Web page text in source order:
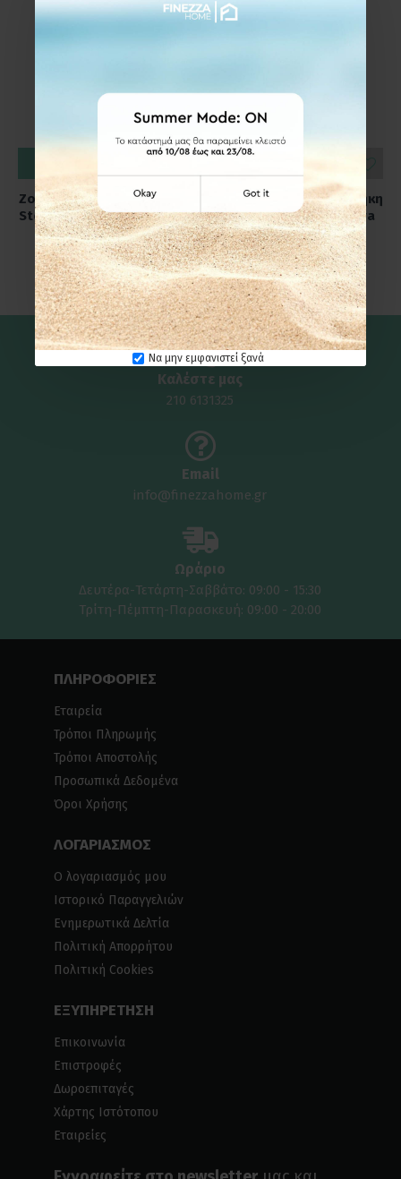
Να μην εμφανιστεί ξανά
Zone Denmark Ποτηροθήκη
Stoneware Ø8,3x10,3 - Ume
Black
24,95€
Zone Denmark Ποτηροθήκη
Stoneware Ø8x10 - Nova
One Black
24,95€
Καλέστε μας
210 6131325
Email
info@finezzahome.gr
Ωράριο
Δευτέρα-Τετάρτη-Σαββάτο: 09:00 - 15:30
Τρίτη-Πέμπτη-Παρασκευή: 09:00 - 20:00
ΠΛΗΡΟΦΟΡΙΕΣ
Εταιρεία
Τρόποι Πληρωμής
Τρόποι Αποστολής
Προσωπικά Δεδομένα
Όροι Χρήσης
ΛΟΓΑΡΙΑΣΜΟΣ
Ο λογαριασμός μου
Ιστορικό Παραγγελιών
Ενημερωτικά Δελτία
Πολιτική Απορρήτου
Πολιτική Cookies
ΕΞΥΠΗΡΕΤΗΣΗ
Επικοινωνία
Επιστροφές
Δωροεπιταγές
Χάρτης Ιστότοπου
Εταιρείες